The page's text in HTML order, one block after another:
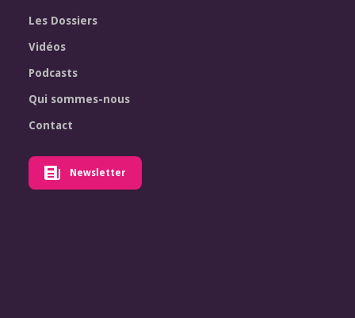
Les Dossiers
Vidéos
Podcasts
Qui sommes-nous
Contact
Newsletter